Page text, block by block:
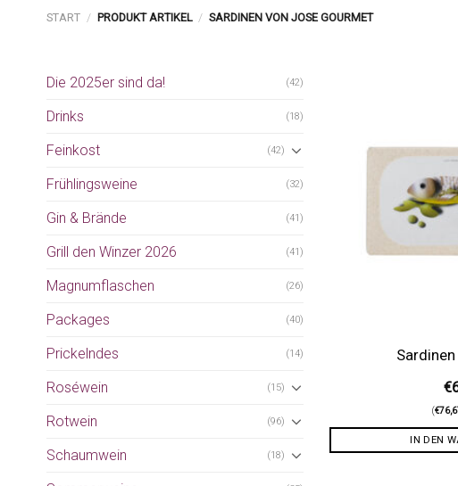
START / PRODUKT ARTIKEL / SARDINEN VON JOSE GOURMET
Die 2025er sind da! (42)
Drinks (18)
Feinkost (42)
Frühlingsweine (32)
Gin & Brände (41)
Grill den Winzer 2026 (41)
Magnumflaschen (26)
Packages (40)
Prickelndes (14)
Roséwein (15)
Rotwein (96)
Schaumwein (18)
€
(€
IN DEN